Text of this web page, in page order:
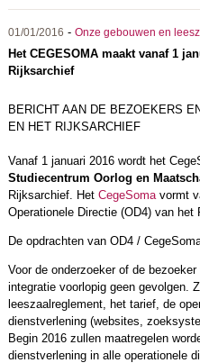
01/01/2016 - Onze gebouwen en
Het CEGESOMA maakt vanaf 1
Rijksarchief
BERICHT AAN DE BEZOEKERS
EN HET RIJKSARCHIEF
Vanaf 1 januari 2016 wordt het
Studiecentrum Oorlog en
Rijksarchief. Het CegeSomavormt
Operationele Directie (OD4) van het
De opdrachten van OD4 /
Voor de onderzoeker of de
integratie voorlopig geen gevolgen.
leeszaalreglement, het tarief, de
dienstverlening (websites,
Begin 2016 zullen maatregelen
dienstverlening in alle operationele